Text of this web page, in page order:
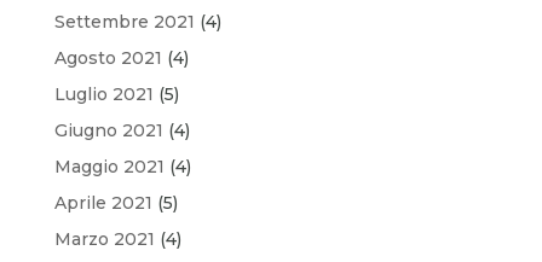
Settembre 2021 (4)
Agosto 2021 (4)
Luglio 2021 (5)
Giugno 2021 (4)
Maggio 2021 (4)
Aprile 2021 (5)
Marzo 2021 (4)